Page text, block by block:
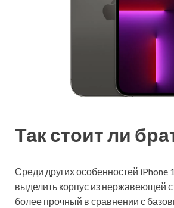
Так стоит ли
Среди других особенностей iPhone
выделить корпус из нержавеющей
более прочный в сравнении с